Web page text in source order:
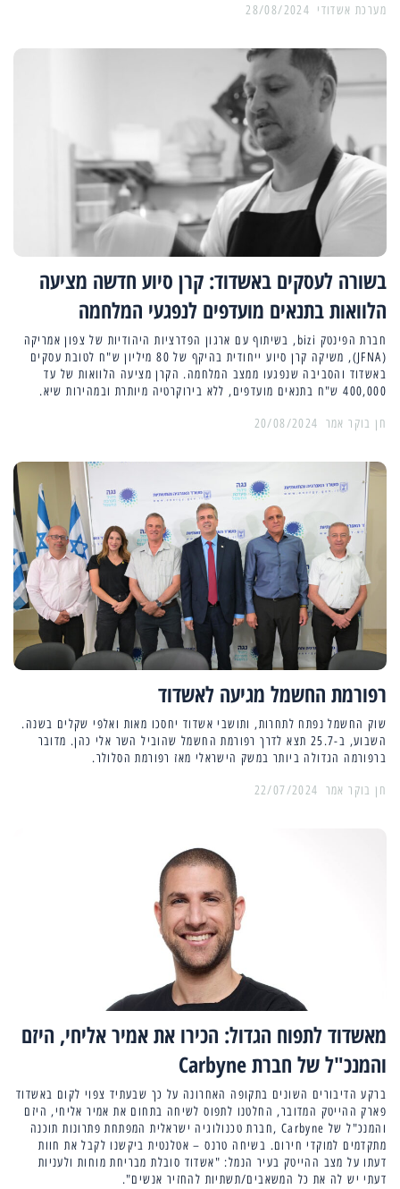
מערכת אשדודי 28/08/2024
בשורה לעסקים באשדוד: קרן סיוע חדשה מציעה
הלוואות בתנאים מועדפים לנפגעי המלחמה
חברת הפינטק bizi, בשיתוף עם ארגון הפדרציות היהודיות של צפון אמריקה
(JFNA), משיקה קרן סיוע ייחודית בהיקף של 80 מיליון ש"ח לטובת עסקים
באשדוד והסביבה שנפגעו ממצב המלחמה. הקרן מציעה הלוואות של עד
400,000 ש"ח בתנאים מועדפים, ללא בירוקרטיה מיותרת ובמהירות שיא.
20/08/2024
רפורמת החשמל מגיעה לאשדוד
שוק החשמל נפתח לתחרות, ותושבי אשדוד יחסכו מאות ואלפי שקלים בשנה.
השבוע, ב-25.7 תצא לדרך רפורמת החשמל שהוביל השר אלי כהן. מדובר
ברפורמה הגדולה ביותר במשק הישראלי מאז רפורמת הסלולר.
22/07/2024
מאשדוד לתפוח הגדול: הכירו את אמיר אליחי, היזם
והמנכ"ל של חברת Carbyne
ברקע הדיבורים השונים בתקופה האחרונה על כך שבעתיד צפוי לקום באשדוד
פארק ההייטק המדובר, החלטנו לתפוס לשיחה בתחום את אמיר אליחי, היזם
והמנכ"ל של Carbyne ,חברת טכנולוגיה ישראלית המפתחת פתרונות תוכנה
מתקדמים למוקדי חירום. בשיחה טרנס – אטלנטית ביקשנו לקבל את חוות
דעתו על מצב ההייטק בעיר הנמל: "אשדוד סובלת מבריחת מוחות ולעניות
דעתי יש לה את כל המשאבים/תשתיות להחזיר אנשים".